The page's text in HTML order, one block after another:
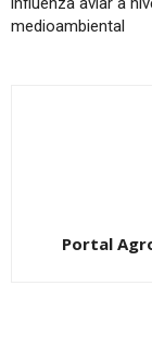
medioambiental
Portal